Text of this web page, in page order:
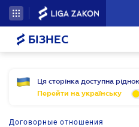
БІЗНЕС
Ця сторінка доступна
Перейти на українську
Договорные отношения